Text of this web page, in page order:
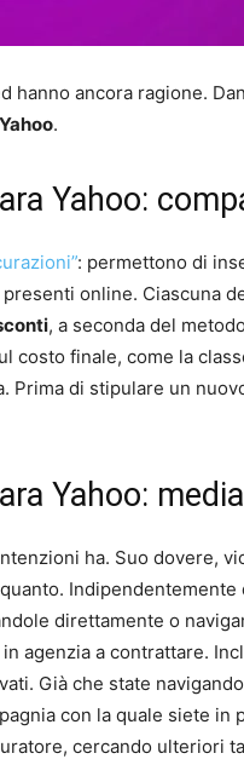
hanno ancora ragione.
.
Yahoo:
: permettono di
online. Ciascuna
, a seconda del
costo finale, come la
Prima di stipulare un
Yahoo:
ha. Suo dovere,
Indipendentemente
direttamente o
agenzia a contrattare.
Già che state
con la quale siete in
cercando ulteriori